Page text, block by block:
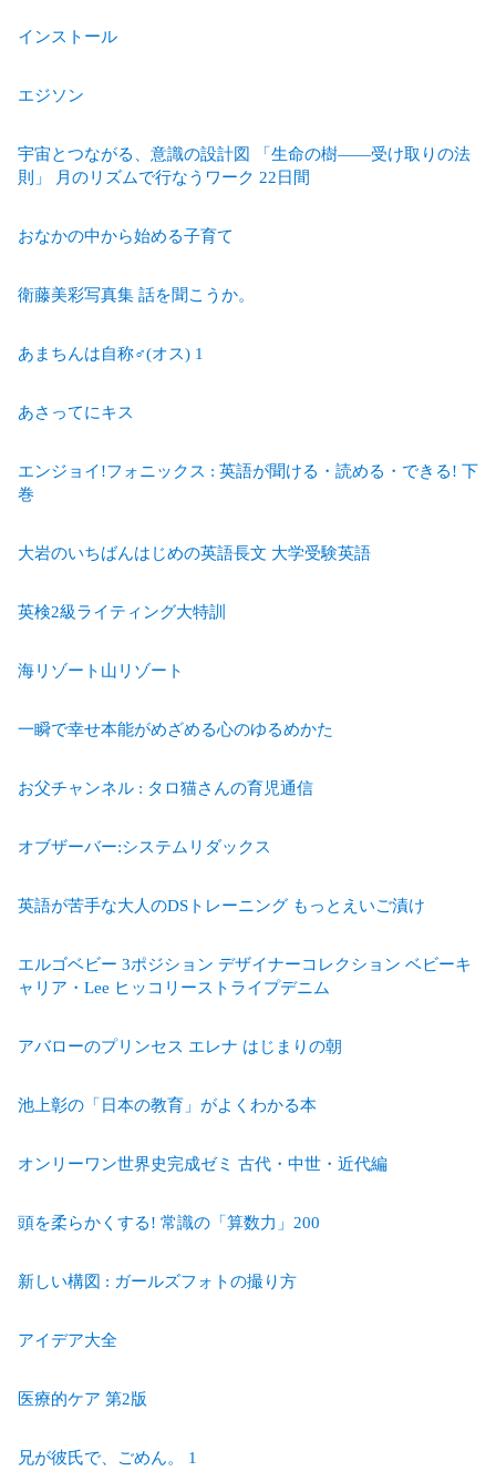
インストール
エジソン
宇宙とつながる、意識の設計図 「生命の樹――受け取りの法
則」 月のリズムで行なうワーク 22日間
おなかの中から始める子育て
衛藤美彩写真集 話を聞こうか。
あまちんは自称♂(オス) 1
あさってにキス
エンジョイ!フォニックス : 英語が聞ける・読める・できる! 下
巻
大岩のいちばんはじめの英語長文 大学受験英語
英検2級ライティング大特訓
海リゾート山リゾート
一瞬で幸せ本能がめざめる心のゆるめかた
お父チャンネル : タロ猫さんの育児通信
オブザーバー:システムリダックス
英語が苦手な大人のDSトレーニング もっとえいご漬け
エルゴベビー 3ポジション デザイナーコレクション ベビーキ
ャリア・Lee ヒッコリーストライプデニム
アバローのプリンセス エレナ はじまりの朝
池上彰の「日本の教育」がよくわかる本
オンリーワン世界史完成ゼミ 古代・中世・近代編
頭を柔らかくする! 常識の「算数力」200
新しい構図 : ガールズフォトの撮り方
アイデア大全
医療的ケア 第2版
兄が彼氏で、ごめん。 1